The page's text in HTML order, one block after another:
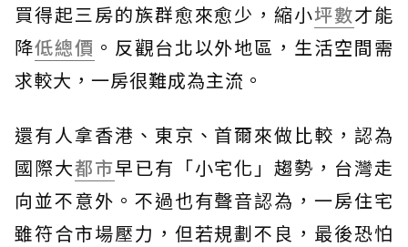
買得起三房的族群愈來愈少，縮小坪數才能
降低總價 。反觀台北以外地區，生活空間需
求較大，一房很難成為主流。
還有人拿香港、東京、首爾來做比較，認為
國際大都市早已有「小宅化」趨勢，台灣走
向並不意外。不過也有聲音認為，一房住宅
雖符合市場壓力，但若規劃不良，最後恐怕